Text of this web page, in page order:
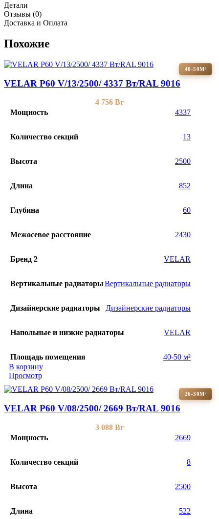
Детали
Отзывы (0)
Доставка и Оплата
Похожие
40-50М²
VELAR P60 V/13/2500/ 4337 Bт/RAL 9016
4 756 Br
Мощность
4337
Количество секций 13
Высота 2500
Длина 852
Глубина 60
Межосевое расстояние 2430
Бренд 2 VELAR
Вертикальные радиаторыВертикальные радиаторы
Дизайнерские радиаторы Дизайнерские радиаторы
Напольные и низкие радиаторы VELAR
Площадь помещения
40-50 м²
В корзину
Просмотр
26-30М²
VELAR P60 V/08/2500/ 2669 Bт/RAL 9016
3 088 Br
Мощность
2669
Количество секций 8
Высота 2500
Длина 522